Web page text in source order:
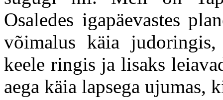
Osaledes igapäevastes
võimalus käia
keele ringis ja lisaks
aega käia lapsega ujumas,